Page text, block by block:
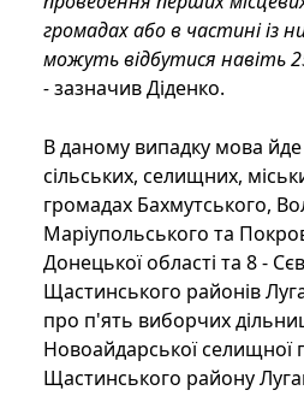
громадах або в частині із
можуть відбутися навіть
-зазначив Діденко.
В даному випадку мова
сільських, селищних,
громадах Бахмутського,
Маріупольського та
Донецької області та 8 -
Щастинського районів
про п'ять виборчих
Новоайдарської селищної
Щастинського району